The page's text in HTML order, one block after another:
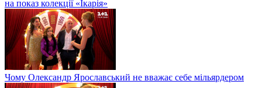
на показ колекції «Ікарія»
Чому Олександр Ярославський не вважає себе мільярдером